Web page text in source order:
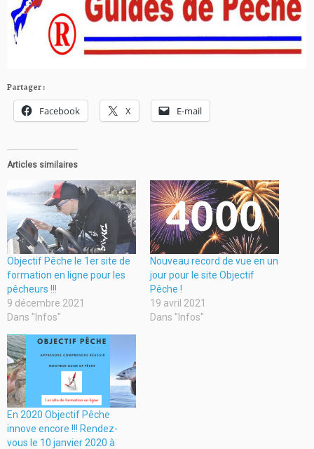
Partager :
Facebook X E-mail
Articles similaires
Objectif Pêche le 1er site de
formation en ligne pour les
pêcheurs !!!
9 décembre 2021
Dans "Infos"
Nouveau record de vue en un
jour pour le site Objectif
Pêche !
19 avril 2021
Dans "Infos"
En 2020 Objectif Pêche
innove encore !!! Rendez-
vous le 10 janvier 2020 à